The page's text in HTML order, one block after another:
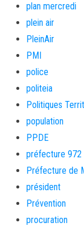
plan mercredi
plein air
PleinAir
PMI
police
politeia
Politiques
population
PPDE
préfecture 972
Préfecture de
président
Prévention
procuration